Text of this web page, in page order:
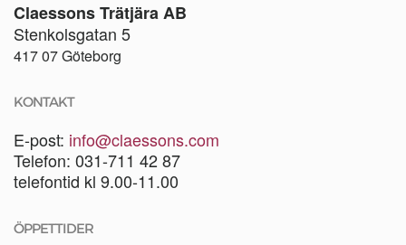
Claessons Trätjära AB
Stenkolsgatan 5
417 07 Göteborg
KONTAKT
E-post: info@claessons.com
Telefon: 031-711 42 87
telefontid kl 9.00-11.00
ÖPPETTIDER